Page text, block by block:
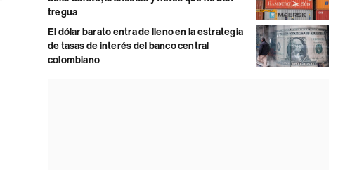
tregua
El dólar barato entra de lleno en la estrategia
de tasas de interés del banco central
colombiano